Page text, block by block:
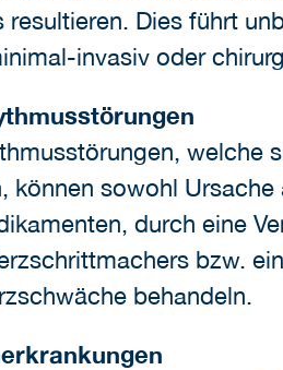
resultieren. Dies führt
invasiv oder
welche
können sowohl
durch eine
bzw.
behandeln.